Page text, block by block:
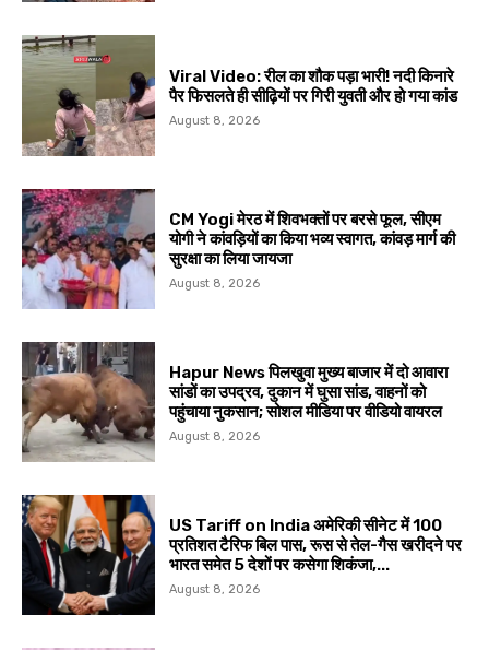
Viral Video: रील का शौक पड़ा भारी! नदी किनारे
पैर फिसलते ही सीढ़ियों पर गिरी युवती और हो गया कांड
August 8, 2026
CM Yogi मेरठ में शिवभक्तों पर बरसे फूल, सीएम
योगी ने कांवड़ियों का किया भव्य स्वागत, कांवड़ मार्ग की
सुरक्षा का लिया जायजा
August 8, 2026
Hapur News पिलखुवा मुख्य बाजार में दो आवारा
सांडों का उपद्रव, दुकान में घुसा सांड, वाहनों को
पहुंचाया नुकसान; सोशल मीडिया पर वीडियो वायरल
August 8, 2026
US Tariff on India अमेरिकी सीनेट में 100
प्रतिशत टैरिफ बिल पास, रूस से तेल-गैस खरीदने पर
भारत समेत 5 देशों पर कसेगा शिकंजा,...
August 8, 2026